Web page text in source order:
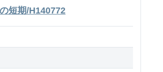
短期/H140772